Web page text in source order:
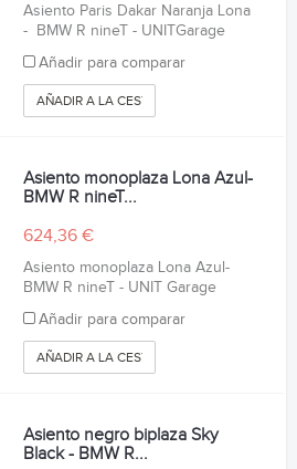
Asiento Paris Dakar Naranja Lona
- BMW R nineT - UNITGarage
Añadir para comparar
AÑADIR A LA CESTA
Asiento monoplaza Lona Azul-
BMW R nineT...
624,36 €
Asiento monoplaza Lona Azul-
BMW R nineT - UNIT Garage
Añadir para comparar
AÑADIR A LA CESTA
Asiento negro biplaza Sky
Black - BMW R...